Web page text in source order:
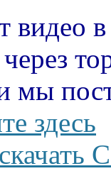
видео
через
мы
здесь